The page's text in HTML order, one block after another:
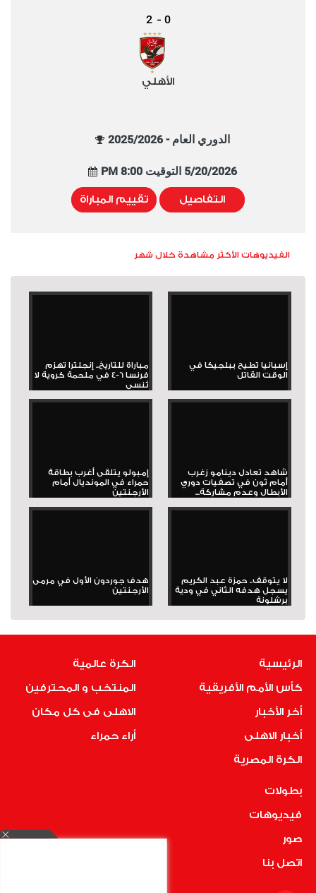
0
-
2
الأهلي
الدوري العام - 2025/2026
5/20/2026 التوقيت 8:00 PM
التفاصيل تقييم المباراة
الفيديوهات الأكثر مشاهدة خلال شهر
إسبانيا تطيح ببلجيكا في
الوقت القاتل
مباراة للتاريخ.. إنجلترا تهزم
فرنسا 6-4 في ملحمة كروية لا
تُنسى
شاهد تعادل دينامو زغرب
أمام ثون في تصفيات دوري
الأبطال وعدم مشاركة...
إمبولو يتلقى أغرب بطاقة
حمراء في المونديال أمام
الأرجنتين
لا يتوقف.. حمزة عبد الكريم
يسجل هدفه الثاني في ودية
برشلونة
هدف جوردون الأول في مرمى
الأرجنتين
الرئيسية
كأس الأمم الأفريقية
أخر الأخبار
أخبار الاهلى
الكرة المصرية
الكرة عالمية
المنتخب و المحترفين
الاهلى فى كل مكان
أراء حمراء
بطولات
فيديوهات
صور
اتصل بنا